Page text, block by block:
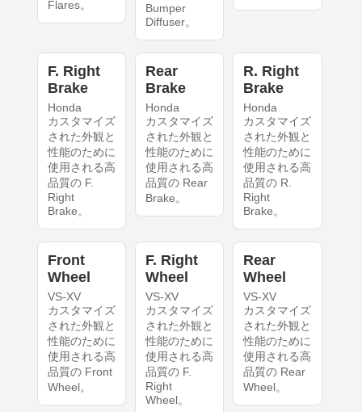
Flares。
Bumper
Diffuser。
F. Right
Brake
Honda
カスタマイズ
された外観と
性能のために
使用される高
品質の F.
Right
Brake。
Rear
Brake
Honda
カスタマイズ
された外観と
性能のために
使用される高
品質の Rear
Brake。
R. Right
Brake
Honda
カスタマイズ
された外観と
性能のために
使用される高
品質の R.
Right
Brake。
Front
Wheel
VS-XV
カスタマイズ
された外観と
性能のために
使用される高
品質の Front
Wheel。
F. Right
Wheel
VS-XV
カスタマイズ
された外観と
性能のために
使用される高
品質の F.
Right
Wheel。
Rear
Wheel
VS-XV
カスタマイズ
された外観と
性能のために
使用される高
品質の Rear
Wheel。